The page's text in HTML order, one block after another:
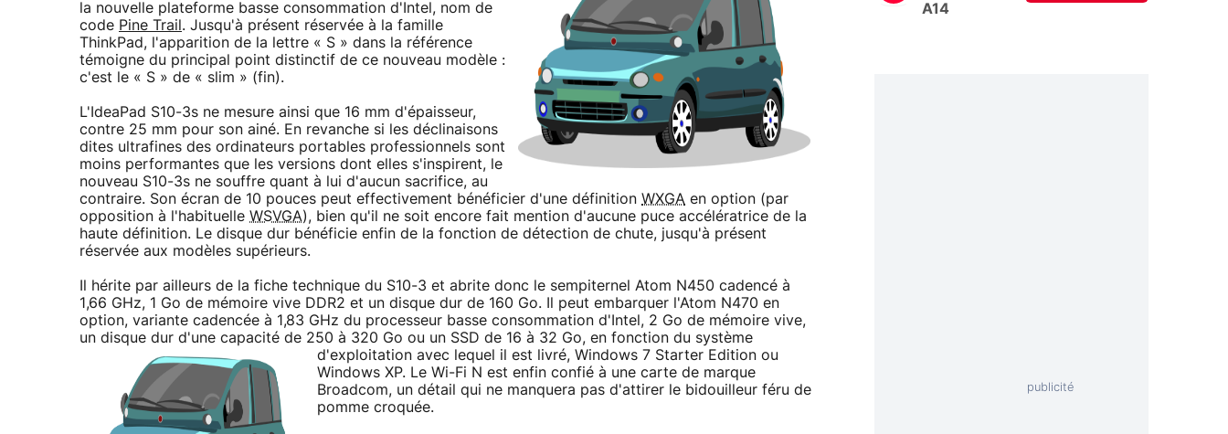
la nouvelle plateforme basse consommation d'Intel, nom de
code Pine Trail . Jusqu'à présent réservée à la famille
ThinkPad, l'apparition de la lettre « S » dans la référence
témoigne du principal point distinctif de ce nouveau modèle :
c'est le « S » de « slim » (fin).
L'IdeaPad S10-3s ne mesure ainsi que 16 mm d'épaisseur,
contre 25 mm pour son ainé. En revanche si les déclinaisons
dites ultrafines des ordinateurs portables professionnels sont
moins performantes que les versions dont elles s'inspirent, le
nouveau S10-3s ne souffre quant à lui d'aucun sacrifice, au
contraire. Son écran de 10 pouces peut effectivement bénéficier d'une définition WXGA en option (par
opposition à l'habituelle WSVGA), bien qu'il ne soit encore fait mention d'aucune puce accélératrice de la
haute définition. Le disque dur bénéficie enfin de la fonction de détection de chute, jusqu'à présent
réservée aux modèles supérieurs.
Il hérite par ailleurs de la fiche technique du S10-3 et abrite donc le sempiternel Atom N450 cadencé à
1,66 GHz, 1 Go de mémoire vive DDR2 et un disque dur de 160 Go. Il peut embarquer l'Atom N470 en
option, variante cadencée à 1,83 GHz du processeur basse consommation d'Intel, 2 Go de mémoire vive,
un disque dur d'une capacité de 250 à 320 Go ou un SSD de 16 à 32 Go, en fonction du système
d'exploitation avec lequel il est livré, Windows 7 Starter Edition ou
Windows XP. Le Wi-Fi N est enfin confié à une carte de marque
Broadcom, un détail qui ne manquera pas d'attirer le bidouilleur féru de
pomme croquée.
A14